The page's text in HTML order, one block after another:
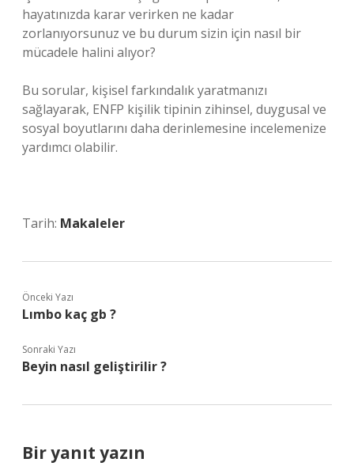
hayatınızda karar verirken ne kadar
zorlanıyorsunuz ve bu durum sizin için nasıl bir
mücadele halini alıyor?
Bu sorular, kişisel farkındalık yaratmanızı
sağlayarak, ENFP kişilik tipinin zihinsel, duygusal ve
sosyal boyutlarını daha derinlemesine incelemenize
yardımcı olabilir.
Tarih: Makaleler
Önceki Yazı
Lımbo kaç gb ?
Sonraki Yazı
Beyin nasıl geliştirilir ?
Bir yanıt yazın